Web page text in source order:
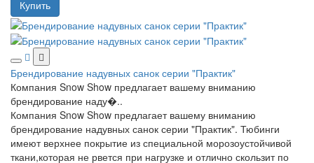
Купить
Брендирование надувных санок серии "Практик"
Компания Snow Show предлагает вашему вниманию
брендирование наду�..
Компания Snow Show предлагает вашему вниманию
брендирование надувных санок серии "Практик". Тюбинги
имеют верхнее покрытие из специальной морозоустойчивой
ткани,которая не рвется при нагрузке и отлично скользит по